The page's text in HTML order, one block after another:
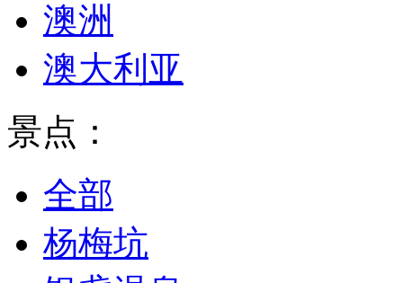
澳洲
澳大利亚
景点：
全部
杨梅坑